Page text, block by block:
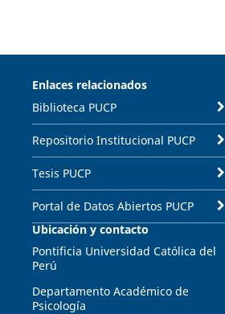
Enlaces relacionados
Biblioteca PUCP
Repositorio Institucional PUCP
Tesis PUCP
Portal de Datos Abiertos PUCP
Ubicación y contacto
Pontificia Universidad Católica del
Perú
Departamento Académico de
Psicología